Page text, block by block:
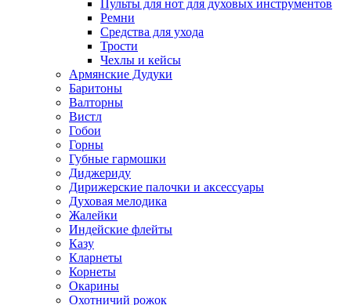
Пульты для нот для духовых инструментов
Ремни
Средства для ухода
Трости
Чехлы и кейсы
Армянские Дудуки
Баритоны
Валторны
Вистл
Гобои
Горны
Губные гармошки
Диджериду
Дирижерские палочки и аксессуары
Духовая мелодика
Жалейки
Индейские флейты
Казу
Кларнеты
Корнеты
Окарины
Охотничий рожок